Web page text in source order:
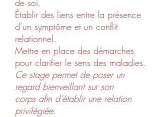
de soi.
Établir des liens entre la présence
d’un symptôme et un conflit
relationnel.
Mettre en place des démarches
pour clarifier le sens des maladies.
Ce stage permet de poser un
regard bienveillant sur son
corps afin d’établir une relation
privilégiée.